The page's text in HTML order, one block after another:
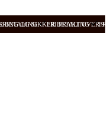
BETALING FRI FRAKT OVER
OG SIKKER BETALING